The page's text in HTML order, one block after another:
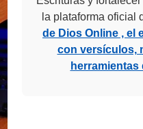
la plataforma oficial
de Dios Online , el
con versículos,